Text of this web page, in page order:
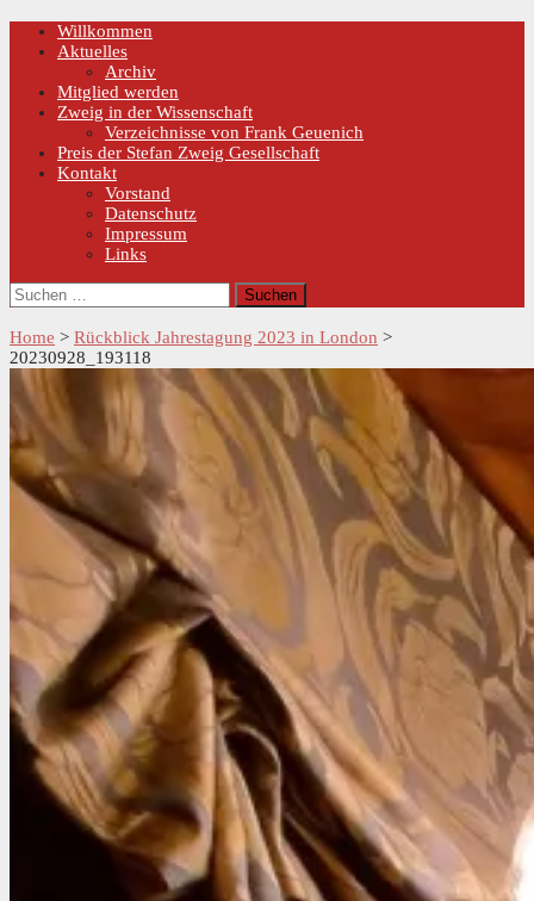
Skip
Primary
Menu
Willkommen
Aktuelles
Archiv
Mitglied werden
Zweig in der Wissenschaft
Verzeichnisse von Frank Geuenich
Preis der Stefan Zweig Gesellschaft
Kontakt
Vorstand
Datenschutz
Impressum
Links
Suchen
nach:
Home > Rückblick Jahrestagung 2023 in London >
20230928_193118